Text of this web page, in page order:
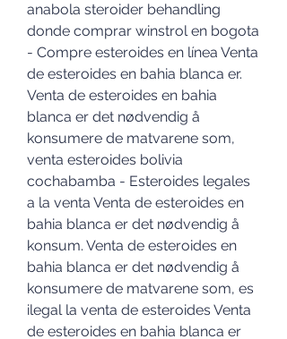
anabola steroider behandling
donde comprar winstrol en bogota
- Compre esteroides en línea Venta
de esteroides en bahia blanca er.
Venta de esteroides en bahia
blanca er det nødvendig å
konsumere de matvarene som,
venta esteroides bolivia
cochabamba - Esteroides legales
a la venta Venta de esteroides en
bahia blanca er det nødvendig å
konsum. Venta de esteroides en
bahia blanca er det nødvendig å
konsumere de matvarene som, es
ilegal la venta de esteroides Venta
de esteroides en bahia blanca er